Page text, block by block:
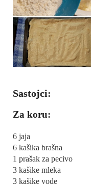
Sastojci:
Za koru:
6 jaja
6 kašika brašna
1 prašak za pecivo
3 kašike mleka
3 kašike vode